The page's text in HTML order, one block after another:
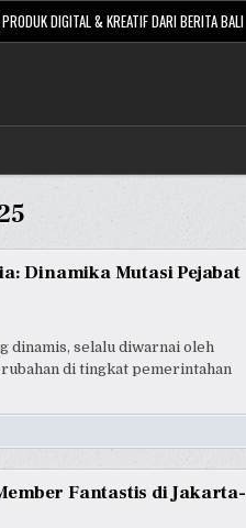
DIGITAL & KREATIF DARI BERITA BALI
Dinamika Mutasi Pejabat
dinamis, selalu diwarnai oleh
di tingkat pemerintahan
Fantastis di Jakarta-